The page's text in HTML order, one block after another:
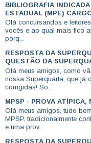
BIBLIOGRAFIA
ESTADUAL (MPE)
Olá concursandos e
vocês e ao qual mais fico
porq...
RESPOSTA DA
QUESTÃO DA
Olá meus amigos, como
nossa Superquarta, que já
corrigidas! So...
MPSP - PROVA ATÍPICA,
Olá meus amigos, tudo
MPSP, tradicionalmente
e uma prov...
RESPOSTA DA